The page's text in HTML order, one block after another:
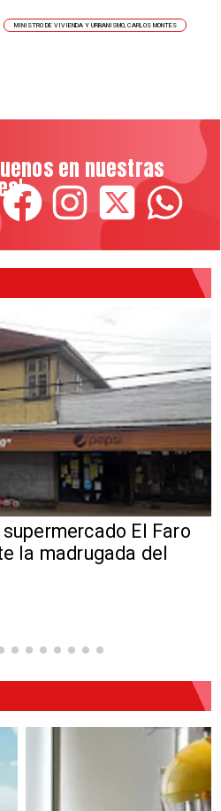
MINISTRO DE VIVIENDA Y URBANISMO, CARLOS MONTES
en nuestras
El Faro
la madrugada del